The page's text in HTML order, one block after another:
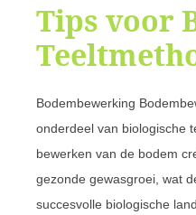
Tips voor
Bodembewerking
onderdeel van biologische
bewerken van de bodem
gezonde gewasgroei, wat
succesvolle biologische